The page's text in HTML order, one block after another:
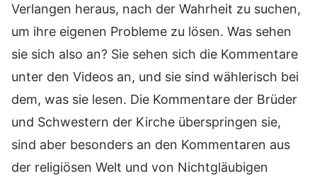
Verlangen heraus, nach der Wahrheit zu suchen,
um ihre eigenen Probleme zu lösen. Was sehen
sie sich also an? Sie sehen sich die Kommentare
unter den Videos an, und sie sind wählerisch bei
dem, was sie lesen. Die Kommentare der Brüder
und Schwestern der Kirche überspringen sie,
sind aber besonders an den Kommentaren aus
der religiösen Welt und von Nichtgläubigen